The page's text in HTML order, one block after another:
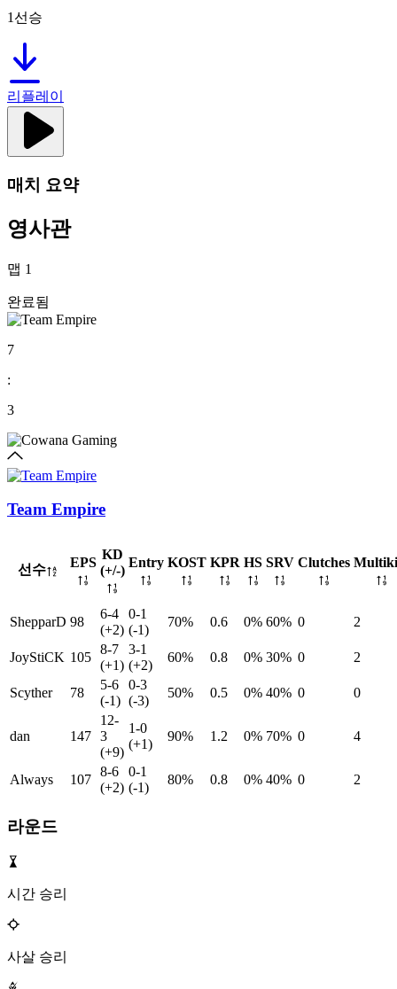
1선승
리플레이
매치 요약
영사관
맵 1
완료됨
7
:
3
Team Empire
선수 EPS
KD
(+/-)
Entry KOST KPR HS SRV Clutches
ShepparD 98
6-4
(+2)
0-1
(-1)
70% 0.6 0% 60% 0 2
JoyStiCK 105
8-7
(+1)
3-1
(+2)
60% 0.8 0% 30% 0 2
Scyther 78
5-6
(-1)
0-3
(-3)
50% 0.5 0% 40% 0 0
dan 147
12-
3
(+9)
1-0
(+1)
90% 1.2 0% 70% 0 4
Always 107
8-6
(+2)
0-1
(-1)
80% 0.8 0% 40% 0 2
라운드
시간 승리
사살 승리